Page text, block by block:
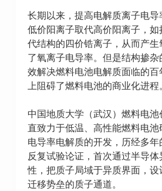
长期以来，提高电解质离子电
低价阳离子取代高价阳离子，如
代结构的四价锆离子，从而产
了氧离子电导率。但是结构掺
效解决燃料电池电解质面临的
上阻碍了燃料电池的商业化进程。
中国地质大学（武汉）燃料电
直致力于低温、高性能燃料电
电导率电解质的开发，历经多
反复试验论证，首次通过半导
性，把质子局域于异质界面，
迁移势垒的质子通道。